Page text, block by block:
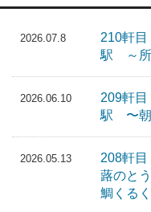
2026.07.8
210軒
駅 ～所
2026.06.10
209軒
駅 〜朝
2026.05.13
208軒
蕗のと
鯛くる